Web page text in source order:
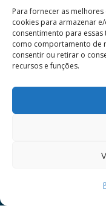
Para fornecer as
cookies para armazenar
consentimento para
como comportamento de
consentir ou retirar o
recursos e funções.
Astra Empreendedorismo
Comentários estão
Astra
https://